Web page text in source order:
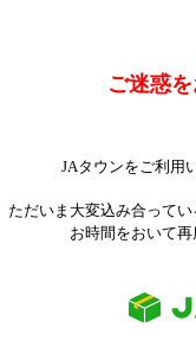
ご迷惑
JAタウンをご利用
ただいま大変込み合って
お時間をおいて